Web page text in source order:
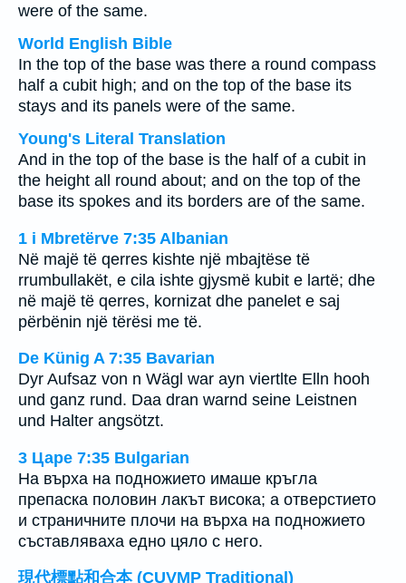
were of the same.
World English Bible
In the top of the base was there a round compass
half a cubit high; and on the top of the base its
stays and its panels were of the same.
Young's Literal Translation
And in the top of the base is the half of a cubit in
the height all round about; and on the top of the
base its spokes and its borders are of the same.
1 i Mbretërve 7:35 Albanian
Në majë të qerres kishte një mbajtëse të
rrumbullakët, e cila ishte gjysmë kubit e lartë; dhe
në majë të qerres, kornizat dhe panelet e saj
përbënin një tërësi me të.
De Künig A 7:35 Bavarian
Dyr Aufsaz von n Wägl war ayn viertlte Elln hooh
und ganz rund. Daa dran warnd seine Leistnen
und Halter angsötzt.
3 Царе 7:35 Bulgarian
На върха на подножието имаше кръгла
препаска половин лакът висока; а отверстието
и страничните плочи на върха на подножието
съставляваха едно цяло с него.
現代標點和合本 (CUVMP Traditional)